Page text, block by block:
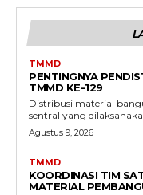
TMMD
PENTINGNYA
TMMD KE-129
Distribusi material
sentral yang
Agustus 9, 2026
TMMD
KOORDINASI TIM
MATERIAL